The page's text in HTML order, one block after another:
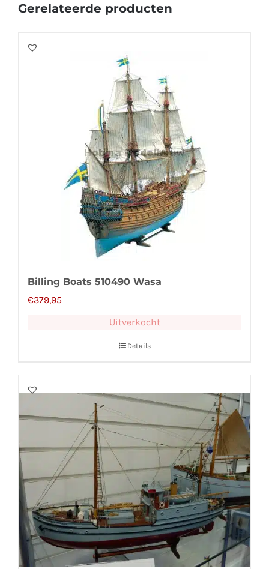
Gerelateerde producten
Billing Boats 510490 Wasa
€379,95
Uitverkocht
Details